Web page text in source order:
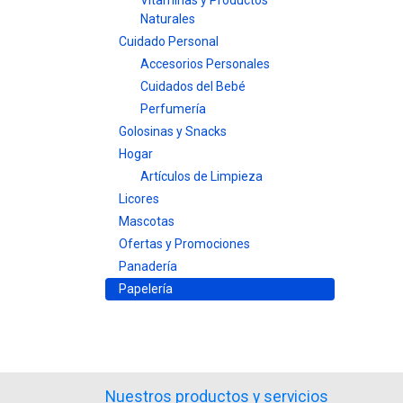
Naturales
Cuidado Personal
Accesorios Personales
Cuidados del Bebé
Perfumería
Golosinas y Snacks
Hogar
Artículos de Limpieza
Licores
Mascotas
Ofertas y Promociones
Panadería
Papelería
Nuestros productos y servicios